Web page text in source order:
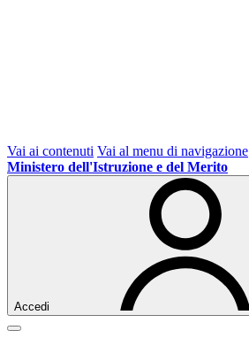
Vai ai contenuti Vai al menu di navigazione
Ministero dell'Istruzione e del Merito
Accedi